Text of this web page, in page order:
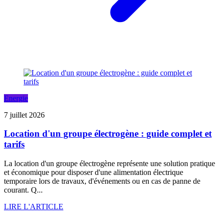
Energie
7 juillet 2026
Location d'un groupe électrogène : guide complet et
tarifs
La location d'un groupe électrogène représente une solution pratique
et économique pour disposer d'une alimentation électrique
temporaire lors de travaux, d'événements ou en cas de panne de
courant. Q...
LIRE L'ARTICLE